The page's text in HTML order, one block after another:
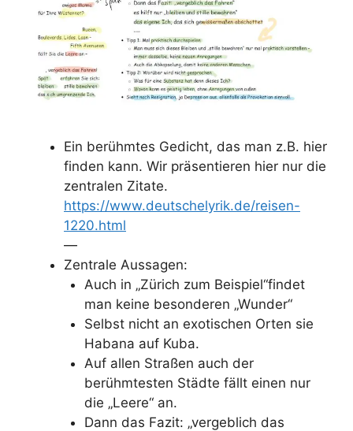
Ein berühmtes Gedicht, das man z.B. hier
finden kann. Wir präsentieren hier nur die
zentralen Zitate.
https://www.deutschelyrik.de/reisen-
1220.html
—
Zentrale Aussagen:
Auch in „Zürich zum Beispiel“findet
man keine besonderen „Wunder“
Selbst nicht an exotischen Orten sie
Habana auf Kuba.
Auf allen Straßen auch der
berühmtesten Städte fällt einen nur
die „Leere“ an.
Dann das Fazit: „vergeblich das